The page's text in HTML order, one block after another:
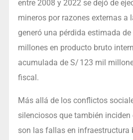
entre 2008 y 2022 se dejó de
mineros por razones externas a
generó una pérdida estimada de
millones en producto bruto
acumulada de S/ 123 mil
fiscal.
Más allá de los conflictos
silenciosos que también
son las fallas en infraestructura